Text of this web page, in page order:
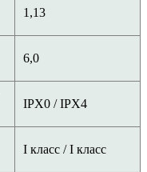
1,13
6,0
IPX0 / IPX4
I класс / I класс